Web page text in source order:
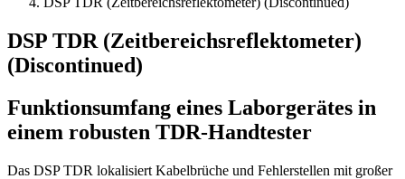
DSP TDR (Zeitbereichsreflektometer)
(Discontinued)
Funktionsumfang eines Laborgerätes in
einem robusten TDR-Handtester
Das DSP TDR lokalisiert Kabelbrüche und Fehlerstellen mit großer